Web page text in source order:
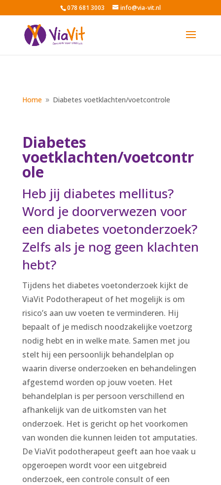
078 681 3003 info@via-vit.nl
Home 9 Diabetes voetklachten/voetcontrole
Diabetes
voetklachten/voetcontr
ole
Heb jij diabetes mellitus?
Word je doorverwezen voor
een diabetes voetonderzoek?
Zelfs als je nog geen klachten
hebt?
Tijdens het diabetes voetonderzoek kijkt de
ViaVit Podotherapeut of het mogelijk is om
risico’s aan uw voeten te verminderen. Hij
bepaalt of je medisch noodzakelijke voetzorg
nodig hebt en in welke mate. Samen met jou
stelt hij een persoonlijk behandelplan op
waarin diverse onderzoeken en behandelingen
afgestemd worden op jouw voeten. Het
behandelplan is per persoon verschillend en
afhankelijk van de uitkomsten van het
onderzoek. Het is gericht op het voorkomen
van wonden die kunnen leiden tot amputaties.
De ViaVit podotherapeut geeft aan hoe vaak u
opgeroepen wordt voor een uitgebreid
onderzoek, een controle consult of een